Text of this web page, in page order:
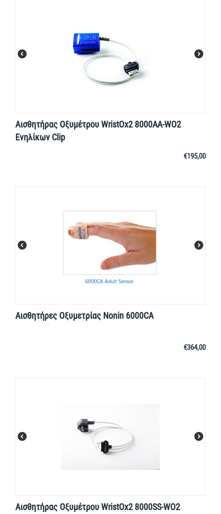
Αισθητήρας Οξυμέτρου WristOx2 8000ΑΑ-WO2
Ενηλίκων Clip
€195,00
Αισθητήρες Οξυμετρίας Nonin 6000CA
€364,00
Αισθητήρας Οξυμέτρου WristOx2 8000SS-WO2